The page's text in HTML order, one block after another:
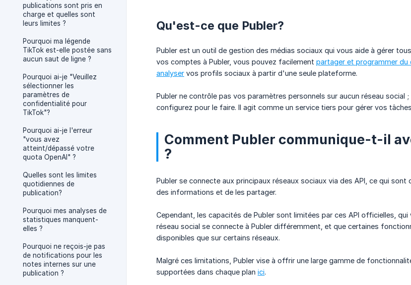
publications sont pris en
charge et quelles sont
leurs limites ?
Pourquoi ma légende
TikTok est-elle postée sans
aucun saut de ligne ?
Pourquoi ai-je "Veuillez
sélectionner les
paramètres de
confidentialité pour
TikTok"?
Pourquoi ai-je l'erreur
"vous avez
atteint/dépassé votre
quota OpenAI" ?
Quelles sont les limites
quotidiennes de
publication?
Pourquoi mes analyses de
statistiques manquent-
elles ?
Pourquoi ne reçois-je pas
de notifications pour les
notes internes sur une
publication ?
Qu'est-ce que Publer?
Publer est un outil de gestion des médias sociaux qui vous aide à gérer
vos comptes à Publer, vous pouvez facilement partager et programmer du
analyser vos profils sociaux à partir d'une seule plateforme.
Publer ne contrôle pas vos paramètres personnels sur aucun réseau
configurez pour le faire. Il agit comme un service tiers pour gérer vos
Comment Publer communique-t-il
?
Publer se connecte aux principaux réseaux sociaux via des API, ce qui
des informations et de les partager.
Cependant, les capacités de Publer sont limitées par ces API officielles,
réseau social se connecte à Publer différemment, et que certaines
disponibles que sur certains réseaux.
Malgré ces limitations, Publer vise à offrir une large gamme de
supportées dans chaque plan ici.